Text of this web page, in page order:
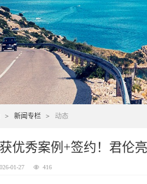
新闻专栏 动态
优秀案例+签约！君伦
01-27 416